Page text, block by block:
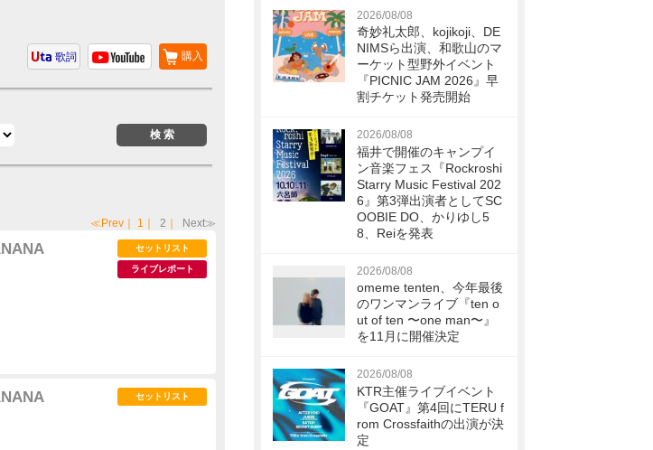
購入
歌詞
≪Prev ｜ 1 ｜ 2 ｜ Next≫
セットリスト
ライブレポート
セットリスト
2026/08/08
奇妙礼太郎、kojikoji、DE
NIMSら出演、和歌山のマ
ーケット型野外イベント
『PICNIC JAM 2026』早
割チケット発売開始
2026/08/08
福井で開催のキャンプイ
ン音楽フェス『Rockroshi
Starry Music Festival 202
6』第3弾出演者としてSC
OOBIE DO、かりゆし5
8、Reiを発表
2026/08/08
omeme tenten、今年最後
のワンマンライブ『ten o
ut of ten 〜one man〜』
を11月に開催決定
2026/08/08
KTR主催ライブイベント
『GOAT』第4回にTERU f
rom Crossfaithの出演が決
定